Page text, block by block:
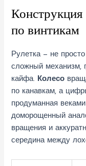
Конструкция
по винтикам
Рулетка — не
сложный механизм,
кайфа. Колесо
по канавкам, а
продуманная
доморощенный
вращения и
середина между